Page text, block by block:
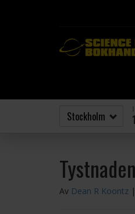
Tystnaden
Av Dean R Koontz